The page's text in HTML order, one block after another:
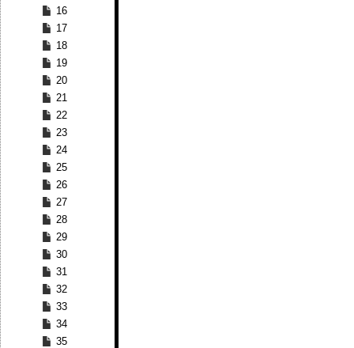
16
17
18
19
20
21
22
23
24
25
26
27
28
29
30
31
32
33
34
35